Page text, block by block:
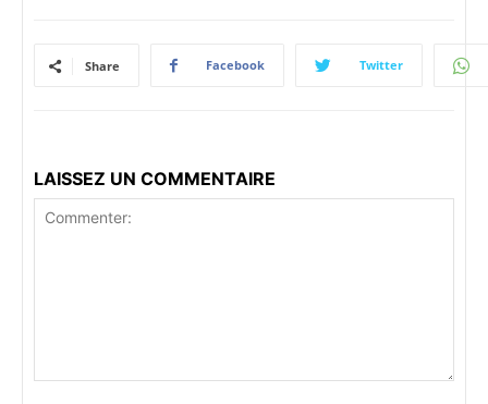
Share Facebook Twitter
LAISSEZ UN COMMENTAIRE